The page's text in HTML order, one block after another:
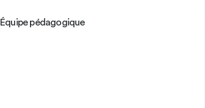
Équipe pédagogique